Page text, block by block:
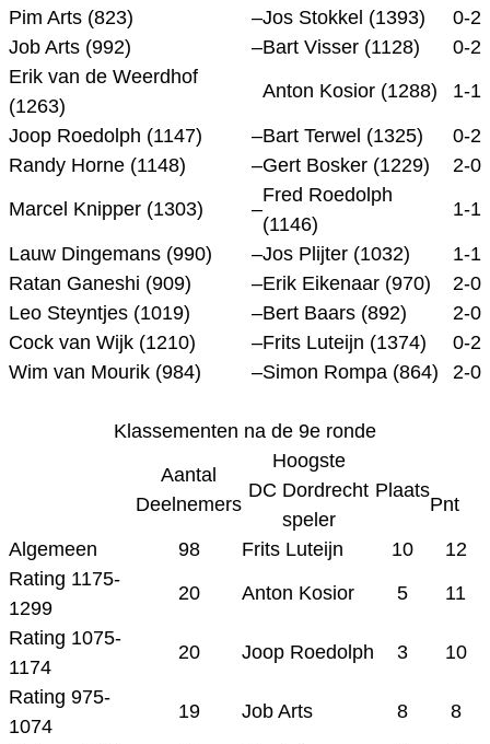
Pim Arts (823)
–Jos Stokkel (1393)
0-2
Job Arts (992)
–Bart Visser (1128)
0-2
Erik van de Weerdhof
(1263)
Anton Kosior (1288) 1-1
Joop Roedolph (1147) –Bart Terwel (1325)
0-2
Randy Horne (1148)
–Gert Bosker (1229)
2-0
Marcel Knipper (1303)
–
Fred Roedolph
(1146)
1-1
Lauw Dingemans (990) –Jos Plijter (1032)
1-1
Ratan Ganeshi (909)
–Erik Eikenaar (970)
2-0
Leo Steyntjes (1019)
–Bert Baars (892)
2-0
Cock van Wijk (1210)
–Frits Luteijn (1374)
0-2
Wim van Mourik (984)
–Simon Rompa (864) 2-0
Klassementen na de 9e ronde
Aantal
Deelnemers
Hoogste
DC Dordrecht
speler
Plaats
Pnt
Algemeen 98 Frits Luteijn 10
12
Rating 1175-
1299
20 Anton Kosior 5 11
Rating 1075-
1174
20 Joop Roedolph 3 10
Rating 975-
1074
19 Job Arts 8 8